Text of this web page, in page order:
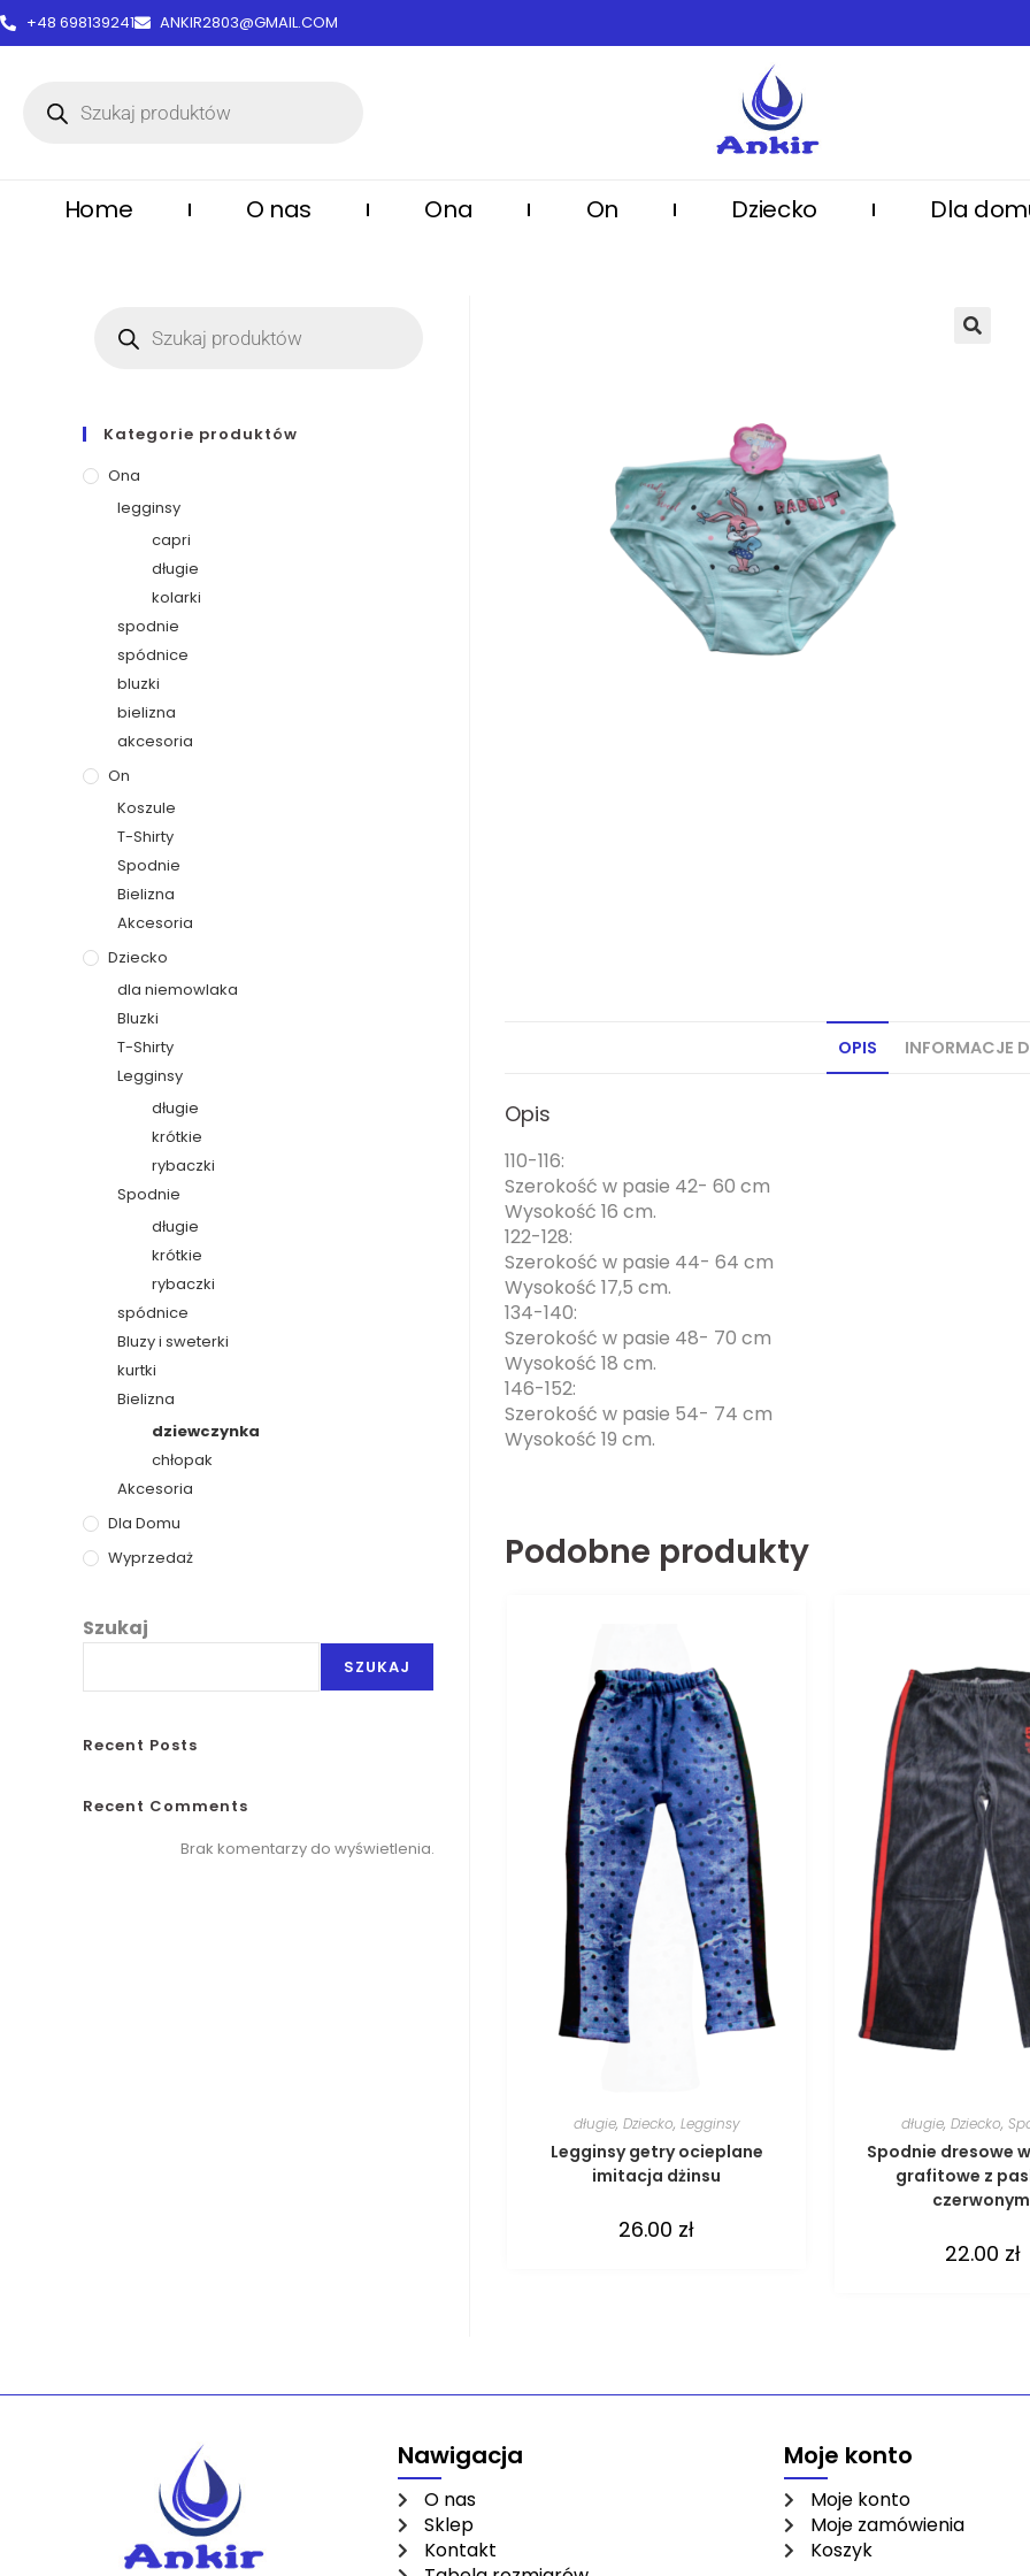
treści+48 698139241 ANKIR2803@GMAIL.COM
Home O nas Ona On Dziecko Dla
OPIS INFORMACJE
Opis
110-116:
Szerokość w pasie 42- 60 cm
Wysokość 16 cm.
122-128:
Szerokość w pasie 44- 64 cm
Wysokość 17,5 cm.
134-140:
Szerokość w pasie 48- 70 cm
Wysokość 18 cm.
146-152:
Szerokość w pasie 54- 74 cm
Wysokość 19 cm.
Podobne produkty
długie, Dziecko, Legginsy
Legginsy getry ocieplane
imitacja dżinsu
26.00 zł
długie,Dziecko,
Spodnie dresowe
grafitowe z
22.00 zł
Kategorie produktów
Ona
legginsy
capri
długie
kolarki
spodnie
spódnice
bluzki
bielizna
akcesoria
On
Koszule
T-Shirty
Spodnie
Bielizna
Akcesoria
Dziecko
dla niemowlaka
Bluzki
T-Shirty
Legginsy
długie
krótkie
rybaczki
Spodnie
długie
krótkie
rybaczki
spódnice
Bluzy i sweterki
kurtki
Bielizna
dziewczynka
chłopak
Akcesoria
Dla Domu
Wyprzedaż
Szukaj
SZUKAJ
Recent Posts
Recent Comments
Brak komentarzy do wyświetlenia.
Nawigacja
O nas
Sklep
Kontakt
Moje konto
Moje konto
Moje zamówienia
Koszyk